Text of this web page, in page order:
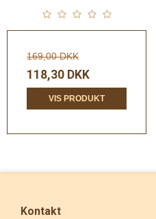
169,00 DKK
118,30 DKK
VIS PRODUKT
Kontakt